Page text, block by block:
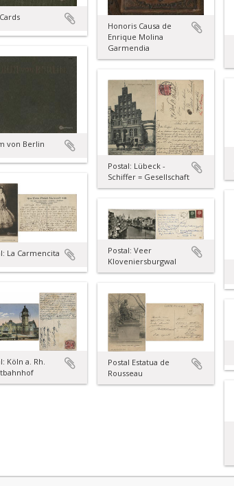
Honoris Causa de
Enrique Molina
Garmendia
von Berlin
Postal: Lübeck -
Schiffer = Gesellschaft
La Carmencita
Postal: Veer
Kloveniersburgwal
Köln a. Rh.
Postal Estatua de
Rousseau